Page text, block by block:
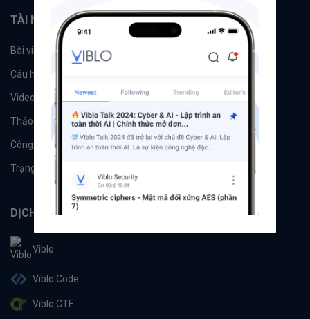
TÀI NGUYÊN
Bài viết
Câu hỏi
Videos Tác giả
Thảo luận Đề xuất hệ thống
Công cụ Machine Learning
Trạng thái hệ thống
DỊCH VỤ
Viblo
Viblo Code
Viblo CTF